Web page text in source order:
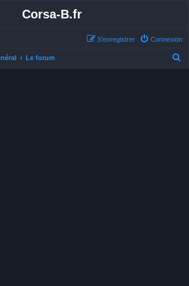
Corsa-B.fr
Connexion
S’enregistrer
Le forum